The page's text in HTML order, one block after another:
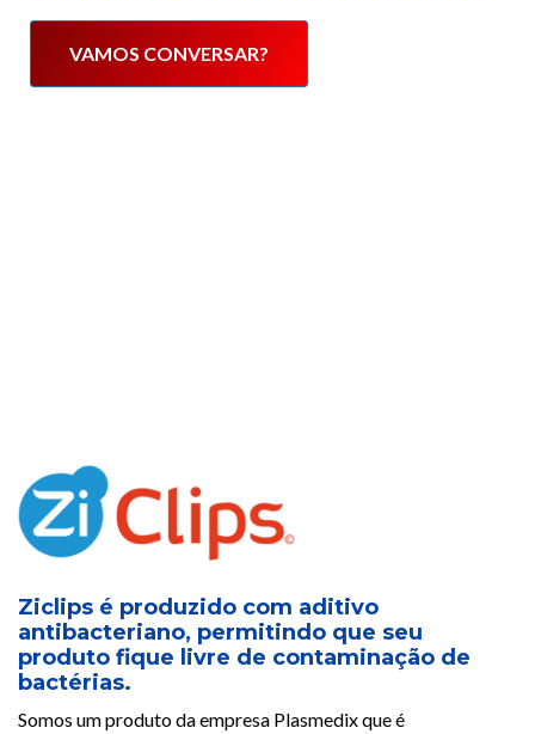
VAMOS CONVERSAR?
Ziclips é produzido com aditivo
antibacteriano, permitindo que seu
produto fique livre de contaminação de
bactérias.
Somos um produto da empresa Plasmedix que é